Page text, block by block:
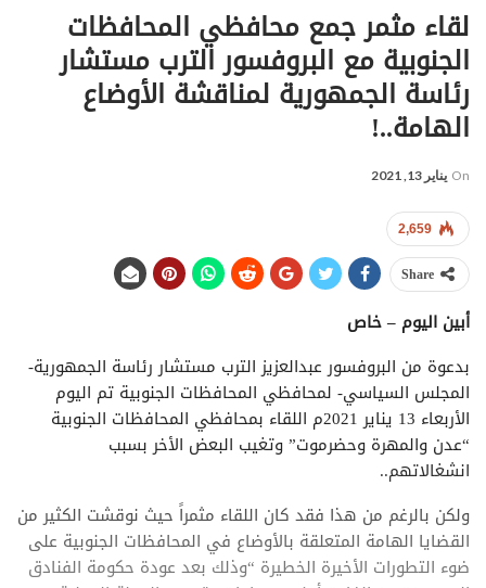
لقاء مثمر جمع محافظي المحافظات
الجنوبية مع البروفسور الترب مستشار
رئاسة الجمهورية لمناقشة الأوضاع
الهامة..!
On يناير 13, 2021
2,659
Share
أبين اليوم – خاص
بدعوة من البروفسور عبدالعزيز الترب مستشار رئاسة الجمهورية-
المجلس السياسي- لمحافظي المحافظات الجنوبية تم اليوم
الأربعاء 13 يناير 2021م اللقاء بمحافظي المحافظات الجنوبية
“عدن والمهرة وحضرموت” وتغيب البعض الأخر بسبب
انشغالاتهم..
ولكن بالرغم من هذا فقد كان اللقاء مثمراً حيث نوقشت الكثير من
القضايا الهامة المتعلقة بالأوضاع في المحافظات الجنوبية على
ضوء التطورات الأخيرة الخطيرة “وذلك بعد عودة حكومة الفنادق